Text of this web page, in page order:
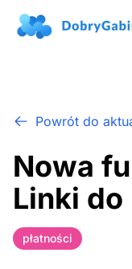
Powrót do
Nowa
Linki do
płatności